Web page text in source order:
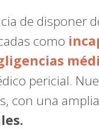
de disponer
como
pericial.
con una